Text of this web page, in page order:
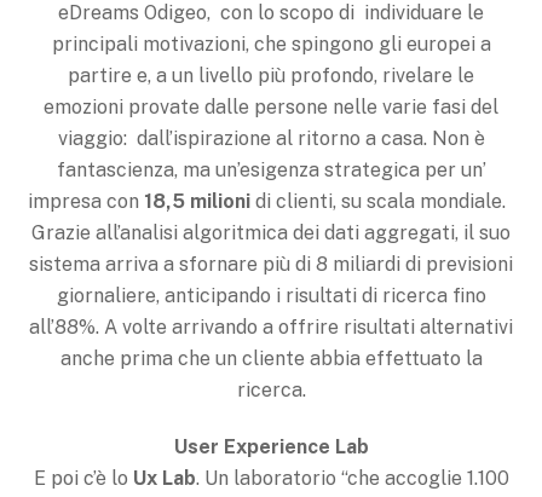
eDreams Odigeo, con lo scopo di individuare le
principali motivazioni, che spingono gli europei a
partire e, a un livello più profondo, rivelare le
emozioni provate dalle persone nelle varie fasi del
viaggio: dall’ispirazione al ritorno a casa. Non è
fantascienza, ma un’esigenza strategica per un’
impresa con 18,5 milionidi clienti, su scala mondiale.
Grazie all’analisi algoritmica dei dati aggregati, il suo
sistema arriva a sfornare più di 8 miliardi di previsioni
giornaliere, anticipando i risultati di ricerca fino
all’88%. A volte arrivando a offrire risultati alternativi
anche prima che un cliente abbia effettuato la
ricerca.
User Experience Lab
E poi c’è lo Ux Lab. Un laboratorio “che accoglie 1.100